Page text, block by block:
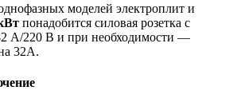
моделей электроплит и
понадобится силовая розетка с
А/220 В и при необходимости —
32А.